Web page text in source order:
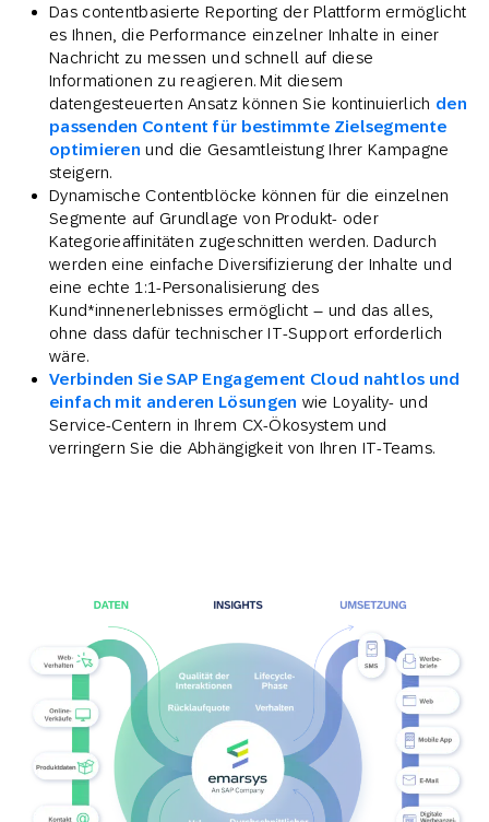
Das contentbasierte Reporting der Plattform ermöglicht
es Ihnen, die Performance einzelner Inhalte in einer
Nachricht zu messen und schnell auf diese
Informationen zu reagieren. Mit diesem
datengesteuerten Ansatz können Sie kontinuierlich den
passenden Content für bestimmte Zielsegmente
optimieren und die Gesamtleistung Ihrer Kampagne
steigern.
Dynamische Contentblöcke können für die einzelnen
Segmente auf Grundlage von Produkt- oder
Kategorieaffinitäten zugeschnitten werden. Dadurch
werden eine einfache Diversifizierung der Inhalte und
eine echte 1:1-Personalisierung des
Kund*innenerlebnisses ermöglicht – und das alles,
ohne dass dafür technischer IT-Support erforderlich
wäre.
Verbinden Sie SAP Engagement Cloud nahtlos und
einfach mit anderen Lösungen wie Loyality- und
Service-Centern in Ihrem CX-Ökosystem und
verringern Sie die Abhängigkeit von Ihren IT-Teams.